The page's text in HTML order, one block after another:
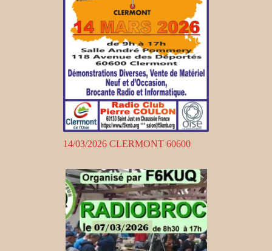
14/03/2026 CLERMONT 60600